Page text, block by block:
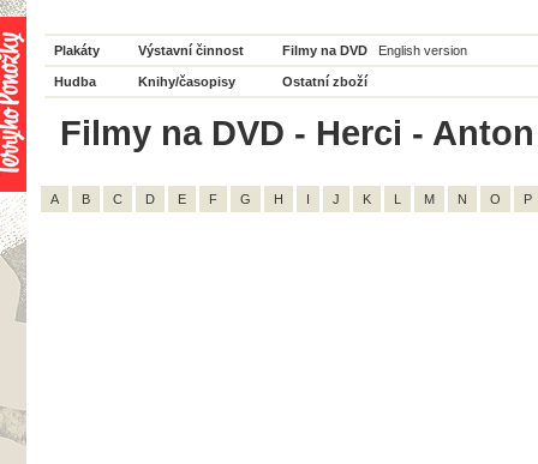
Plakáty Výstavní činnost Filmy na DVD English version
Hudba Knihy/časopisy Ostatní zboží
Filmy na DVD - Herci -
A B C D E F G H I J K L M N O P